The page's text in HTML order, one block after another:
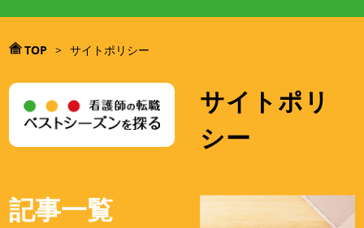
TOP > サイトポリシー
サイトポリ
シー
記事一覧